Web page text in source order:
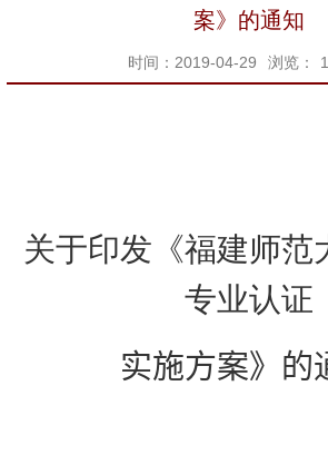
案》的通知
时间：2019-04-29 浏览：
关于印发《福建师范
专业认证
实施方案》的